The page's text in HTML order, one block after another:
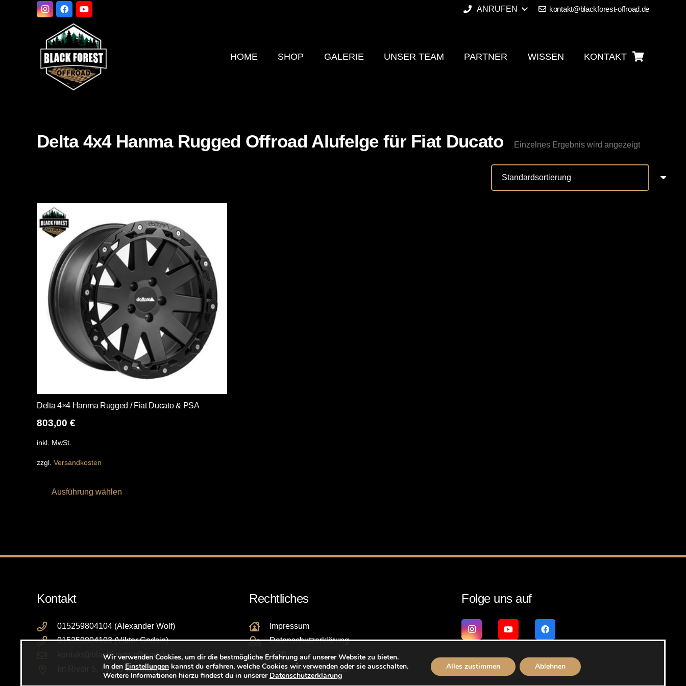
ANRUFEN kontakt@blackforest-offroad.de
HOME SHOP GALERIE UNSER TEAM PARTNER WISSEN KONTAKT
Delta 4x4 Hanma Rugged Offroad Alufelge für Fiat Ducato Einzelnes Ergebnis wird angezeigt
Delta 4×4 Hanma Rugged / Fiat Ducato & PSA
803,00 €
inkl. MwSt.
zzgl. Versandkosten
Ausführung wählen
der
Produktseite
werden
Kontakt
015259804104 (Alexander Wolf)
015259804103 (Viktor Godsin)
kontakt@blackforest-offroad.de
Im Rivoir 5, 75446 Wiernsheim
Rechtliches
Impressum
Datenschutzerklärung
AGB
Cookie Einstellungen
Folge uns auf
Wir verwenden Cookies, um dir die bestmögliche Erfahrung auf unserer Website zu bieten.
In den Einstellungenkannst du erfahren, welche Cookies wir verwenden oder sie ausschalten.
Weitere Informationen hierzu findest du in unserer Datenschutzerklärung
Alles zustimmen Ablehnen